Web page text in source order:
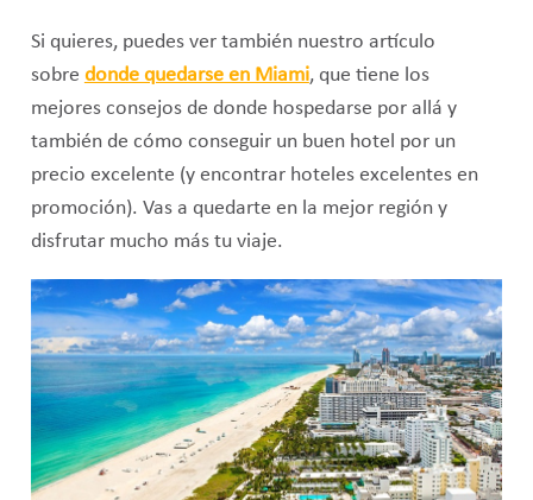
Si quieres, puedes ver también nuestro artículo
sobre donde quedarse en Miami, que tiene los
mejores consejos de donde hospedarse por allá y
también de cómo conseguir un buen hotel por un
precio excelente (y encontrar hoteles excelentes en
promoción). Vas a quedarte en la mejor región y
disfrutar mucho más tu viaje.